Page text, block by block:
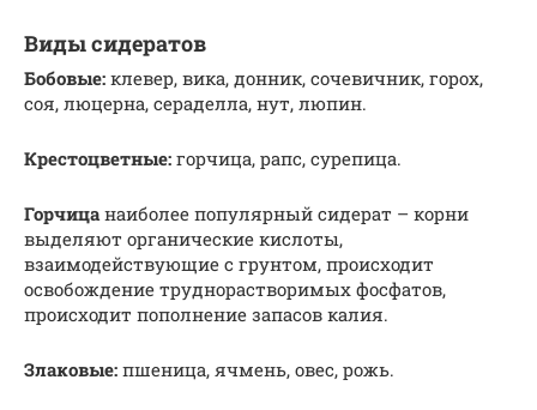
Виды сидератов
Бобовые: клевер, вика, донник, сочевичник, горох,
соя, люцерна, сераделла, нут, люпин.
Крестоцветные: горчица, рапс, сурепица.
Горчица наиболее популярный сидерат – корни
выделяют органические кислоты,
взаимодействующие с грунтом, происходит
освобождение труднорастворимых фосфатов,
происходит пополнение запасов калия.
Злаковые: пшеница, ячмень, овес, рожь.